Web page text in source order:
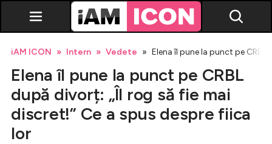
iAM ICON Intern Vedete Elena îl pune la punct pe
Elena îl pune la punct pe CRBL
după divorț: „Îl rog să fie mai
discret!” Ce a spus despre fiica
lor